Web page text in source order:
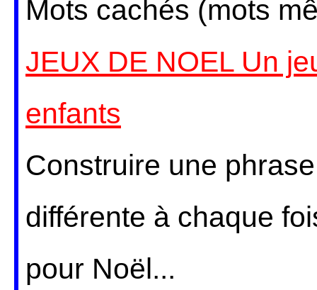
Mots cachés (mots
JEUX DE NOEL Un
enfants
Construire une
différente à chaque
pour Noël...